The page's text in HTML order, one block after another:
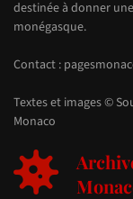
destinée à donner
monégasque.
Contact :
Textes et images ©
Monaco